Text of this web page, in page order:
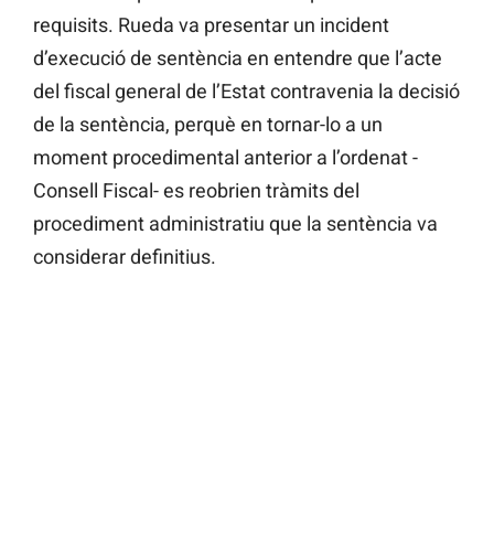
requisits. Rueda va presentar un incident
d’execució de sentència en entendre que l’acte
del fiscal general de l’Estat contravenia la decisió
de la sentència, perquè en tornar-lo a un
moment procedimental anterior a l’ordenat -
Consell Fiscal- es reobrien tràmits del
procediment administratiu que la sentència va
considerar definitius.